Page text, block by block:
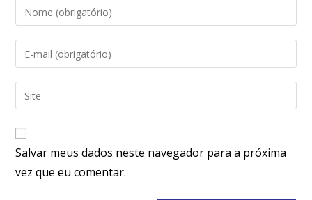
Salvar meus dados neste navegador para a próxima
vez que eu comentar.